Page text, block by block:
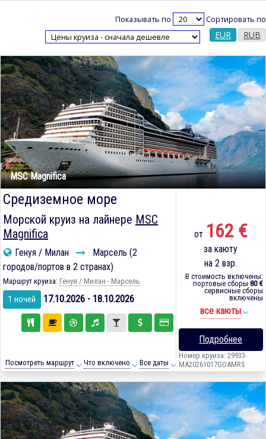
Показывать по Сортировать по
EUR RUB
MSC Magnifica
Средиземное море
Морской круиз на лайнере MSC
Magnifica
Генуя / Милан
Марсель (2
городов/портов в 2 странах)
Маршрут круиза: Генуя / Милан - Марсель
1 ночей 17.10.2026 - 18.10.2026
Посмотреть маршрут Что включено Все даты
от 162 €
за каюту
на 2 взр.
В стоимость включены:
портовые сборы 80 €
сервисные сборы
включены
все каюты
Подробнее
Номер круиза: 29933-
MA20261017GOAMRS